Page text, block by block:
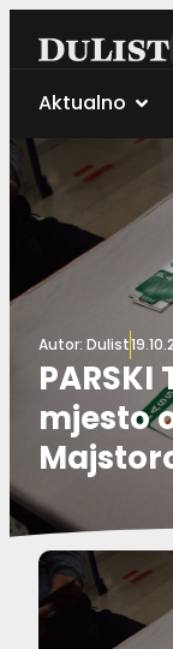
Aktualno
Autor: Dulist
PARSKI
mjesto